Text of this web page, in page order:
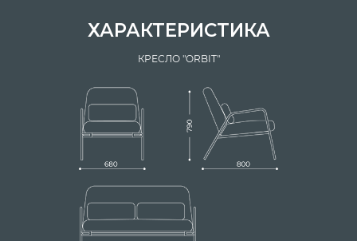
ХАРАКТЕРИСТИКА
КРЕСЛО "ORBIT"